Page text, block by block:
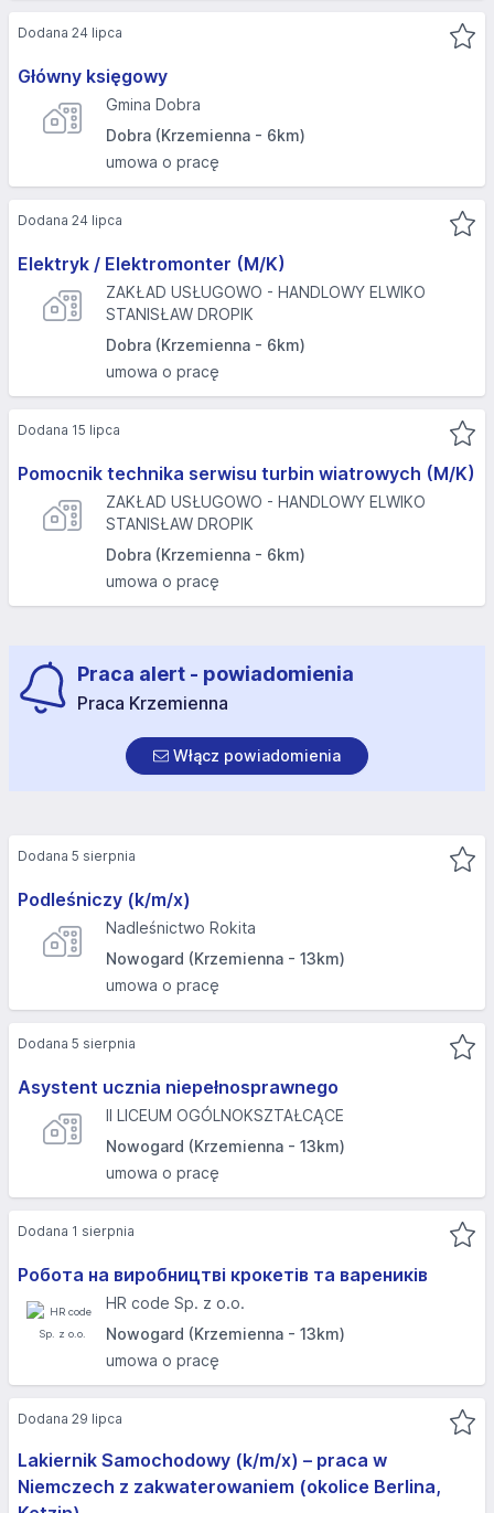
Główny księgowy
Gmina Dobra
Dobra (Krzemienna - 6km)
umowa o pracę
Dodana 24 lipca
Elektryk / Elektromonter (M/K)
ZAKŁAD USŁUGOWO - HANDLOWY ELWIKO
STANISŁAW DROPIK
Dobra (Krzemienna - 6km)
umowa o pracę
Dodana 24 lipca
Pomocnik technika serwisu turbin wiatrowych (M/K)
ZAKŁAD USŁUGOWO - HANDLOWY ELWIKO
STANISŁAW DROPIK
Dobra (Krzemienna - 6km)
umowa o pracę
Dodana 15 lipca
Praca alert - powiadomienia
Praca Krzemienna
Włącz powiadomienia
Podleśniczy (k/m/x)
Nadleśnictwo Rokita
Nowogard (Krzemienna - 13km)
umowa o pracę
Dodana 5 sierpnia
Asystent ucznia niepełnosprawnego
II LICEUM OGÓLNOKSZTAŁCĄCE
Nowogard (Krzemienna - 13km)
umowa o pracę
Dodana 5 sierpnia
Робота на виробництві крокетів та вареників
HR code Sp. z o.o.
Nowogard (Krzemienna - 13km)
umowa o pracę
Dodana 1 sierpnia
Lakiernik Samochodowy (k/m/x) – praca w
Niemczech z zakwaterowaniem (okolice Berlina,
Dodana 29 lipca